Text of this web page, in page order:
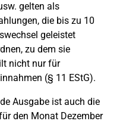
gelten als
die bis zu 10
geleistet
zu dem sie
nicht nur für
(§ 11 EStG).
Ausgabe ist auch die
den Monat Dezember